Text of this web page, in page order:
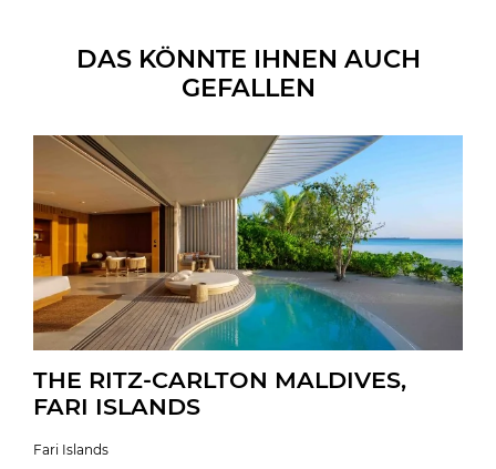
DAS KÖNNTE IHNEN AUCH
GEFALLEN
THE RITZ-CARLTON MALDIVES,
FARI ISLANDS
Fari Islands